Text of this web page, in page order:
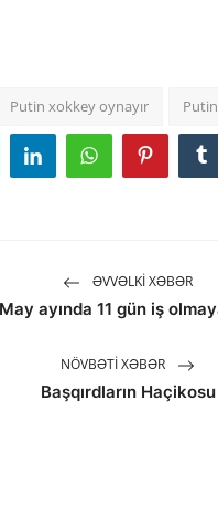
Putin xokkey oynayır
ƏVVƏLKI XƏBƏR
May ayında 11 gün iş
NÖVBƏTI XƏBƏR
Başqırdların Haçikosu